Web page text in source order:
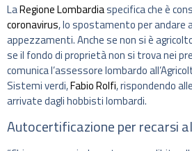
LaRegione Lombardiaspecifica che è
coronavirus, lo spostamento per andare
appezzamenti. Anche se non si è
se il fondo di proprietà non si trova nei
comunica l’assessore lombardo
Sistemi verdi,Fabio Rolfi, rispondendo
arrivate dagli hobbisti lombardi.
Autocertificazione per recarsi